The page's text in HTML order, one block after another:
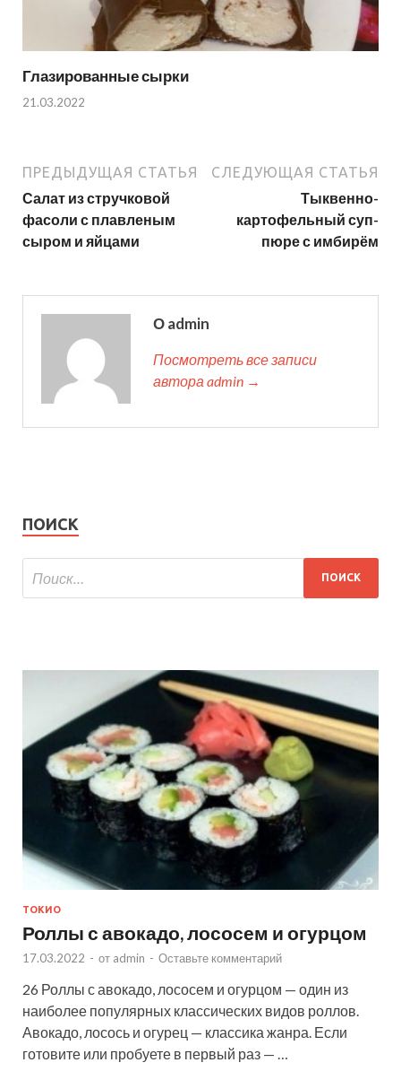
Глазированные сырки
21.03.2022
ПРЕДЫДУЩАЯ СТАТЬЯ
Салат из стручковой
фасоли с плавленым
сыром и яйцами
СЛЕДУЮЩАЯ СТАТЬЯ
Тыквенно-
картофельный суп-
пюре с имбирём
О admin
Посмотреть все записи
автора admin →
ПОИСК
ТОКИО
Роллы с авокадо, лососем и огурцом
17.03.2022 - от admin - Оставьте комментарий
26 Роллы с авокадо, лососем и огурцом — один из
наиболее популярных классических видов роллов.
Авокадо, лосось и огурец — классика жанра. Если
готовите или пробуете в первый раз — …